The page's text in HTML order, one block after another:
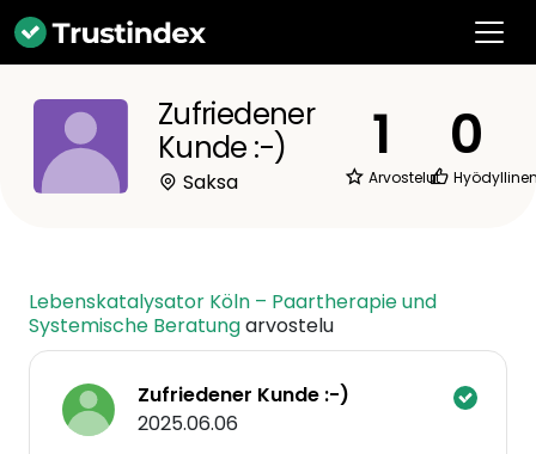
Zufriedener
Kunde :-)
Saksa
1
Arvostelut
0
Lebenskatalysator Köln – Paartherapie und
Systemische Beratungarvostelu
Zufriedener Kunde :-)
2025.06.06